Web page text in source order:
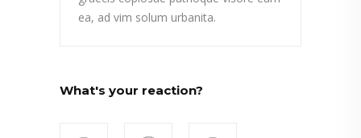
ea, ad vim solum urbanita.
What's your reaction?